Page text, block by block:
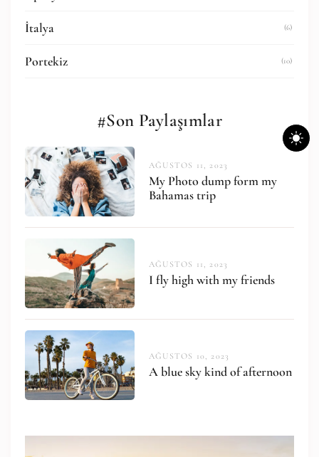
İtalya (6)
Portekiz (10)
#Son Paylaşımlar
AĞUSTOS 11, 2023
My Photo dump form my
Bahamas trip
AĞUSTOS 11, 2023
I fly high with my friends
AĞUSTOS 10, 2023
A blue sky kind of afternoon